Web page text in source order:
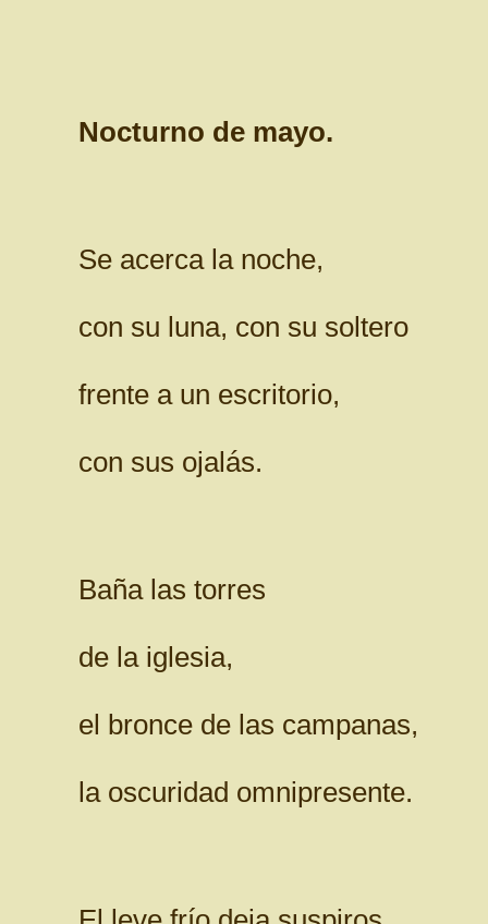
Nocturno de mayo.
Se acerca la noche,
con su luna, con su soltero
frente a un escritorio,
con sus ojalás.
Baña las torres
de la iglesia,
el bronce de las campanas,
la oscuridad omnipresente.